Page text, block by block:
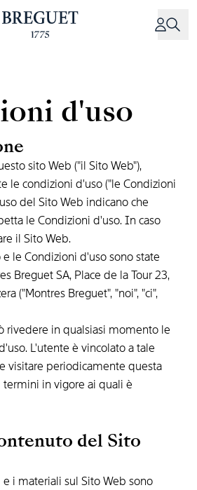
d'uso
sito Web ("il Sito Web"),
le condizioni d'uso ("le Condizioni
del Sito Web indicano che
le Condizioni d'uso. In caso
il Sito Web.
le Condizioni d'uso sono state
Breguet SA, Place de la Tour 23,
("Montres Breguet", "noi", "ci",
rivedere in qualsiasi momento le
L'utente è vincolato a tale
visitare periodicamente questa
termini in vigore ai quali è
del Sito
i materiali sul Sito Web sono